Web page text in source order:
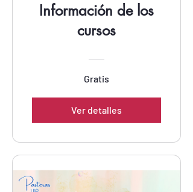
Información de los
cursos
Gratis
Ver detalles